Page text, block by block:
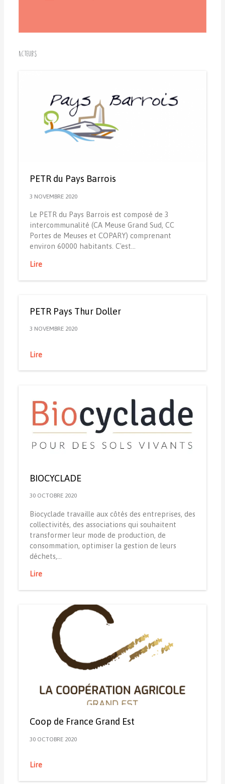
Acteurs
PETR du Pays Barrois
3 NOVEMBRE 2020
Le PETR du Pays Barrois est composé de 3
intercommunalité (CA Meuse Grand Sud, CC
Portes de Meuses et COPARY) comprenant
environ 60000 habitants. C'est…
Lire
PETR Pays Thur Doller
3 NOVEMBRE 2020
Lire
BIOCYCLADE
30 OCTOBRE 2020
Biocyclade travaille aux côtés des entreprises, des
collectivités, des associations qui souhaitent
transformer leur mode de production, de
consommation, optimiser la gestion de leurs
déchets,…
Lire
Coop de France Grand Est
30 OCTOBRE 2020
Lire